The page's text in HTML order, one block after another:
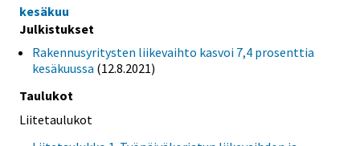
kesäkuu
Julkistukset
Rakennusyritysten liikevaihto kasvoi 7,4 prosenttia
kesäkuussa (12.8.2021)
Taulukot
Liitetaulukot